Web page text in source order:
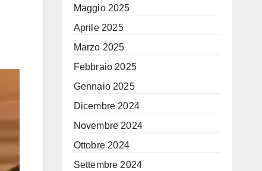
Maggio 2025
Aprile 2025
Marzo 2025
Febbraio 2025
Gennaio 2025
Dicembre 2024
Novembre 2024
Ottobre 2024
Settembre 2024